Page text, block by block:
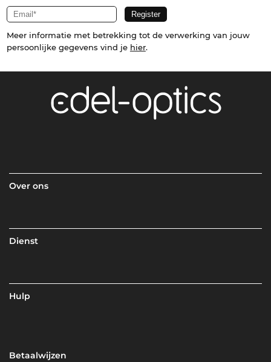
Meer informatie met betrekking tot de verwerking van jouw
persoonlijke gegevens vind je hier.
Over ons
Dienst
Hulp
Betaalwijzen